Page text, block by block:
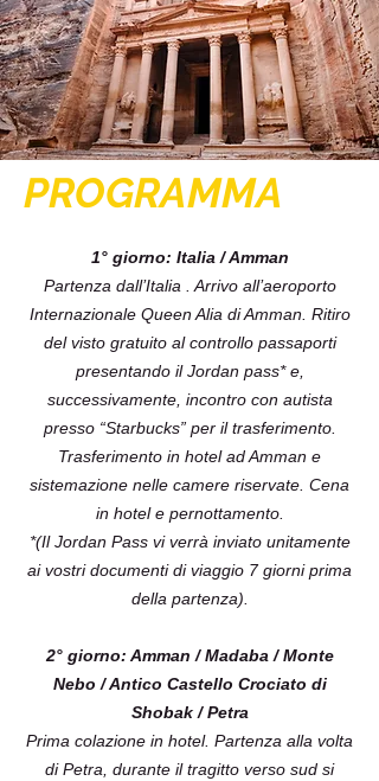
PROGRAMMA
1° giorno: Italia / Amman
Partenza dall’Italia . Arrivo all’aeroporto
Internazionale Queen Alia di Amman. Ritiro
del visto gratuito al controllo passaporti
presentando il Jordan pass* e,
successivamente, incontro con autista
presso “Starbucks” per il trasferimento.
Trasferimento in hotel ad Amman e
sistemazione nelle camere riservate. Cena
in hotel e pernottamento.
*(Il Jordan Pass vi verrà inviato unitamente
ai vostri documenti di viaggio 7 giorni prima
della partenza).
2° giorno: Amman / Madaba / Monte
Nebo / Antico Castello Crociato di
Shobak / Petra
Prima colazione in hotel. Partenza alla volta
di Petra, durante il tragitto verso sud si